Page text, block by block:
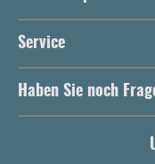
Service
Haben Sie noch